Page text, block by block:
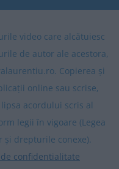
video care alcătuiesc
de autor ale acestora,
Copierea și
online sau scrise,
acordului scris al
legii în vigoare (Legea
drepturile conexe).
confidentialitate